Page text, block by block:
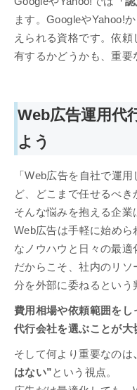
ます。GoogleやYahoo!
えられる資格です。依
有するかどうかも、重要
Web広告運用代
よう
「Web広告を自社で運
ど、どこまで任せるべき
そんな悩みを抱える企業
Web広告は手軽に始め
なノウハウと日々の最適
だからこそ、社内のリ
分を外部に委ねるという
費用相場や依頼範囲をし
代行会社を選ぶことが大
そして何より重要なのは
はない”という視点。